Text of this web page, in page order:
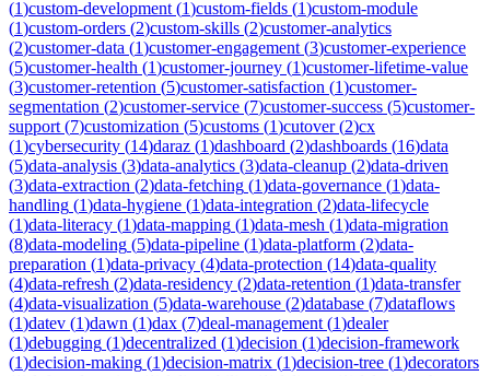
(1)custom-development (1)custom-fields (1)custom-module
(1)custom-orders (2)custom-skills (2)customer-analytics
(2)customer-data (1)customer-engagement (3)customer-experience
(5)customer-health (1)customer-journey (1)customer-lifetime-value
(3)customer-retention (5)customer-satisfaction (1)customer-
segmentation (2)customer-service (7)customer-success (5)customer-
support (7)customization (5)customs (1)cutover(2)cx
(1)cybersecurity (14)daraz (1)dashboard (2)dashboards (16)data
(5)data-analysis (3)data-analytics (3)data-cleanup (2)data-driven
(3)data-extraction (2)data-fetching (1)data-governance (1)data-
handling (1)data-hygiene (1)data-integration (2)data-lifecycle
(1)data-literacy (1)data-mapping (1)data-mesh (1)data-migration
(8)data-modeling (5)data-pipeline (1)data-platform (2)data-
preparation (1)data-privacy (4)data-protection (14)data-quality
(4)data-refresh (2)data-residency (2)data-retention (1)data-transfer
(4)data-visualization (5)data-warehouse (2)database (7)dataflows
(1)datev (1)dawn (1)dax (7)deal-management (1)dealer
(1)debugging (1)decentralized (1)decision (1)decision-framework
(1)decision-making (1)decision-matrix (1)decision-tree (1)decorators